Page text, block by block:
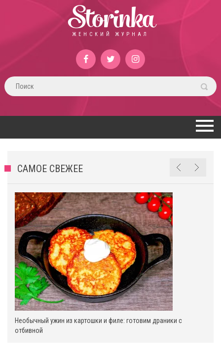
Storinka
ЖЕНСКИЙ ЖУРНАЛ
САМОЕ СВЕЖЕЕ
Необычный ужин из картошки и филе: готовим драники с
отбивной